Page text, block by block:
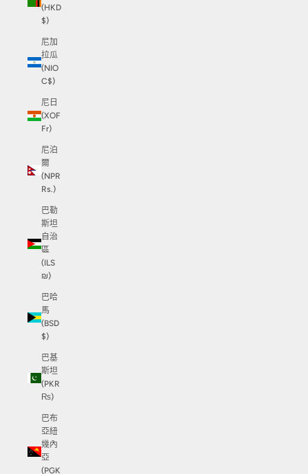
(HKD
$)
尼加
拉瓜
(NIO
C$)
尼日
(XOF
Fr)
尼泊
爾
(NPR
Rs.)
巴勒
斯坦
自治
區
(ILS
₪)
巴哈
馬
(BSD
$)
巴基
斯坦
(PKR
₨)
巴布
亞紐
幾內
亞
(PGK